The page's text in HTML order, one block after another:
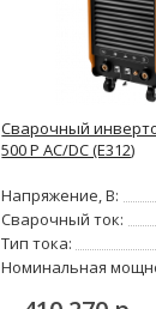
Сварочный
500 P AC/DC (E312)
Напряжение, В:
Сварочный ток:
Тип тока:
Номинальная